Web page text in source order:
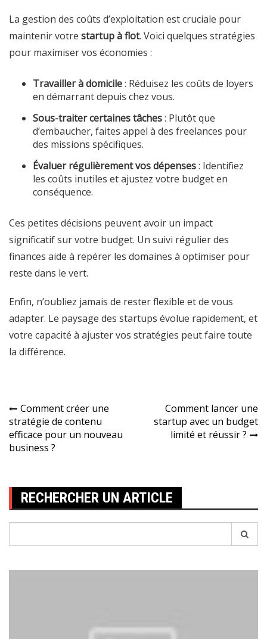
La gestion des coûts d’exploitation est cruciale pour
maintenir votre startup à flot. Voici quelques stratégies
pour maximiser vos économies :
Travailler à domicile: Réduisez les coûts de loyers
en démarrant depuis chez vous.
Sous-traiter certaines tâches: Plutôt que
d’embaucher, faites appel à des freelances pour
des missions spécifiques.
Évaluer régulièrement vos dépenses: Identifiez
les coûts inutiles et ajustez votre budget en
conséquence.
Ces petites décisions peuvent avoir un impact
significatif sur votre budget. Un suivi régulier des
finances aide à repérer les domaines à optimiser pour
reste dans le vert.
Enfin, n’oubliez jamais de rester flexible et de vous
adapter. Le paysage des startups évolue rapidement, et
votre capacité à ajuster vos stratégies peut faire toute
la différence.
Navigation
de
l’article
Comment créer une
stratégie de contenu
efficace pour un nouveau
business ?
Comment lancer une
startup avec un budget
limité et réussir ?
RECHERCHER UN ARTICLE